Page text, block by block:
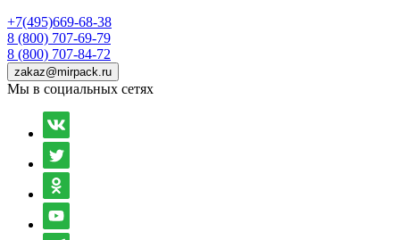
+7(495)669-68-38
8 (800) 707-69-79
8 (800) 707-84-72
zakaz@mirpack.ru
Мы в социальных сетях